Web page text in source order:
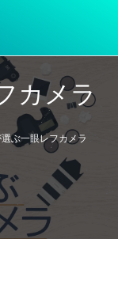
カメラ
ぶ一眼レフカメラ